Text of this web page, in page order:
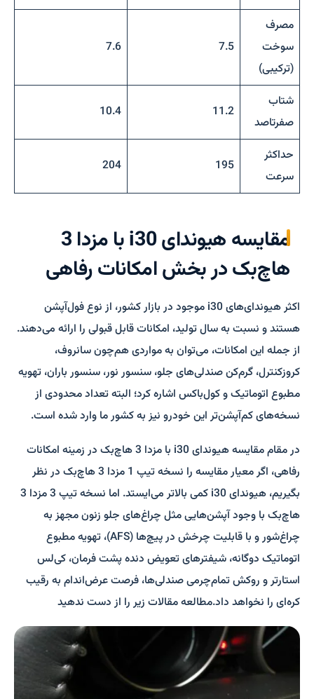
مصرف
سوخت
(ترکیبی)
7.5
7.6
شتاب
صفرتاصد
11.2
10.4
حداکثر
سرعت
195
204
مقایسه هیوندای i30 با مزدا 3
هاچ‌بک در بخش امکانات رفاهی
اکثر هیوندای‌های i30 موجود در بازار کشور، از نوع فول‌آپشن
هستند و نسبت به سال تولید، امکانات قابل قبولی را ارائه می‌دهند.
از جمله این امکانات، می‌توان به مواردی هم‌چون سانروف،
کروزکنترل، گرم‌کن صندلی‌های جلو، سنسور نور، سنسور باران، تهویه
مطبوع اتوماتیک و کول‌باکس اشاره کرد؛ البته تعداد محدودی از
نسخه‌های کم‌آپشن‌تر این خودرو نیز به کشور ما وارد شده است.
در مقام مقایسه هیوندای i30 با مزدا 3 هاچ‌بک در زمینه امکانات
رفاهی، اگر معیار مقایسه را نسخه تیپ 1 مزدا 3 هاچ‌بک در نظر
بگیریم، هیوندای i30 کمی بالاتر می‌ایستد. اما نسخه تیپ 3 مزدا 3
هاچ‌بک با وجود آپشن‌هایی مثل چراغ‌های جلو زنون مجهز به
چراغ‌شور و با قابلیت چرخش در پیچ‌ها (AFS)، تهویه مطبوع
اتوماتیک دوگانه، شیفترهای تعویض دنده پشت فرمان، کی‌لس
استارتر و روکش تمام‌چرمی صندلی‌ها، فرصت عرض‌اندام به رقیب
کره‌ای را نخواهد داد.مطالعه مقالات زیر را از دست ندهید